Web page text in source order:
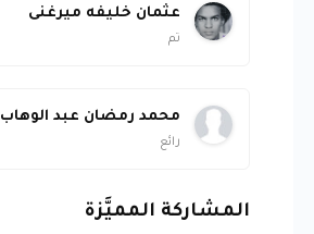
عثمان خليفه ميرغنى
تم
محمد رمضان عبد الوهاب
رائع
المشاركة المميَّزة